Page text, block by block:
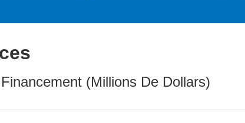
(Millions De Dollars)